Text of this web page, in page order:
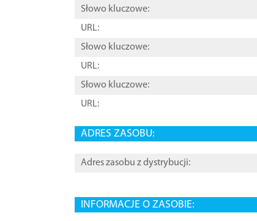
Słowo kluczowe:
URL:
Słowo kluczowe:
URL:
Słowo kluczowe:
URL:
ADRES ZASOBU:
Adres zasobu z dystrybucji:
INFORMACJE O ZASOBIE: